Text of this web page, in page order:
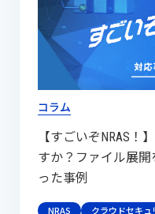
コラム
【すごいぞNRAS！
すか？ファイル展
った事例
NRAS クラウドセキュ